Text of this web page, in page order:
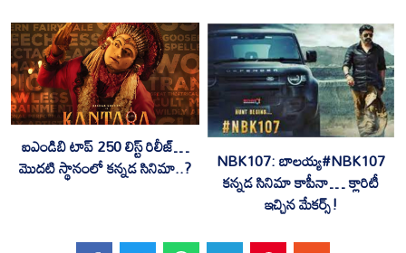
ఐఎండిబి టాప్ 250 లిస్ట్ రిలీజ్…
మొదటి స్థానంలో కన్నడ సినిమా..? NBK107: బాలయ్య#NBK107
కన్నడ సినిమా కాపీనా… క్లారిటీ
ఇచ్చిన మేకర్స్!